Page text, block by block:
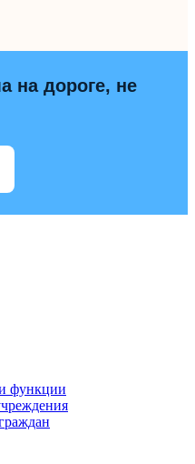
на дороге, не
функции